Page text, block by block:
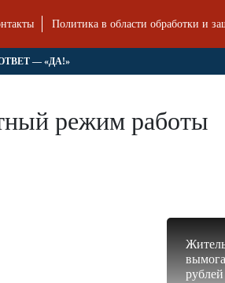
Политика в области обработки и
— «ДА!»
режим работы
рублей